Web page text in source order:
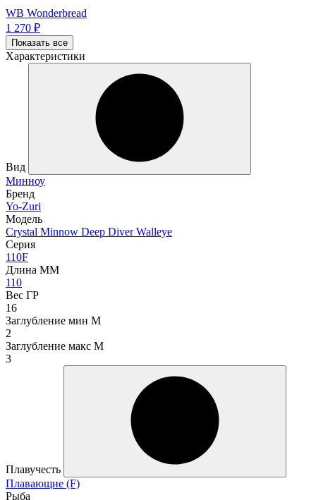
WB Wonderbread
1 270 ₽
Показать все
Характеристики
Вид
Минноу
Бренд
Yo-Zuri
Модель
Crystal Minnow Deep Diver Walleye
Серия
110F
Длина ММ
110
Вес ГР
16
Заглубление мин М
2
Заглубление макс М
3
Плавучесть
Плавающие (F)
Рыба